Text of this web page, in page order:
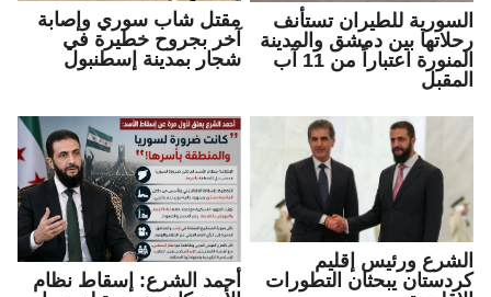
السورية للطيران تستأنف
رحلاتها بين دمشق والمدينة
المنورة اعتباراً من 11 آب
المقبل
مقتل شاب سوري وإصابة
آخر بجروح خطيرة في
شجار بمدينة إسطنبول
الشرع ورئيس إقليم
كردستان يبحثان التطورات
أحمد الشرع: إسقاط نظام